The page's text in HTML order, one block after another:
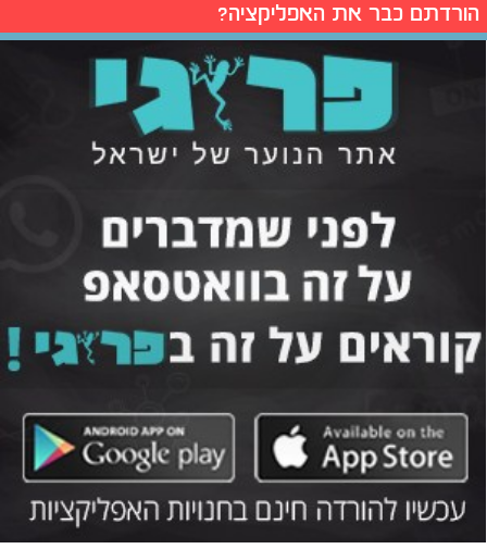
הורדתם כבר את האפליקציה?